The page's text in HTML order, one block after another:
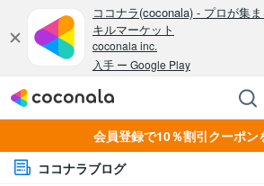
会員登録で10％割引クーポン
ココナラブログ